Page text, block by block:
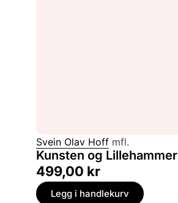
Svein Olav Hoff mfl.
Kunsten og Lillehammer
499,00 kr
Legg i handlekurv